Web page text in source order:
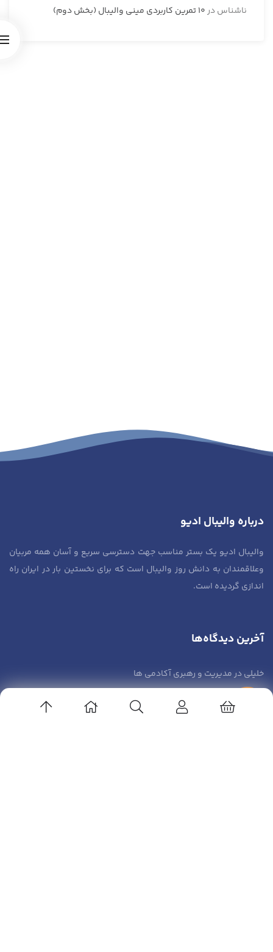
ناشناسدر10 تمرین کاربردی مینی والیبال (بخش دوم)
درباره والیبال ادیو
والیبال ادیو یک بستر مناسب جهت دسترسی سریع و آسان همه مربیان
وعلاقمندان به دانش روز والیبال است که برای نخستین بار در ایران راه
اندازی گردیده است.
آخرین دیدگاه‌ها
خلیلیدرمدیریت و رهبری آکادمی ها
زهرا صادقی
مدیریت و رهبری آکادمی ها